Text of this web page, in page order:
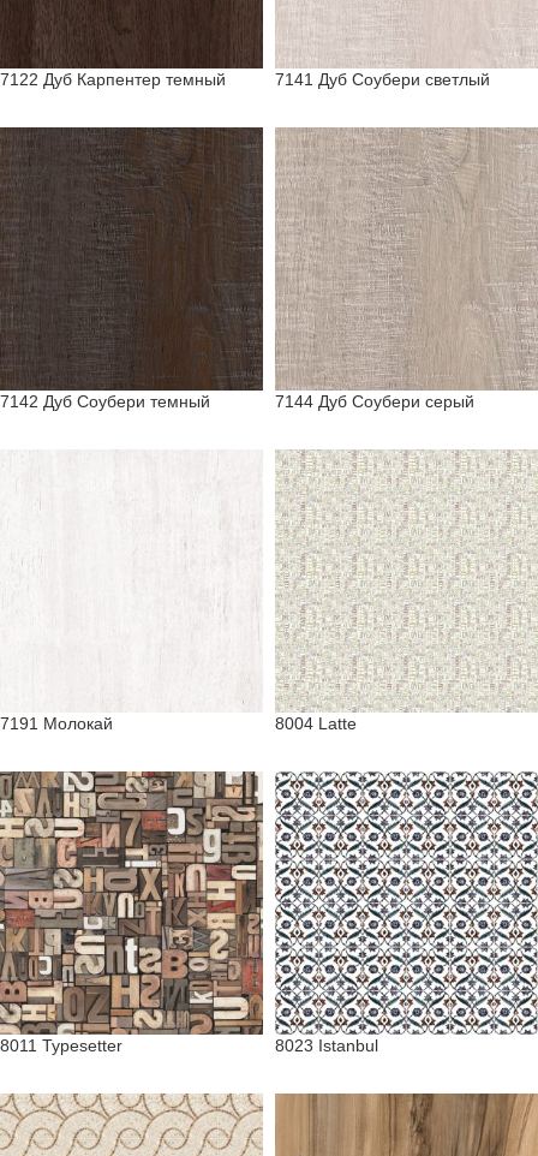
7122 Дуб Карпентер темный 7141 Дуб Соубери светлый
7142 Дуб Соубери темный 7144 Дуб Соубери серый
7191 Молокай 8004 Latte
8011 Typesetter 8023 Istanbul